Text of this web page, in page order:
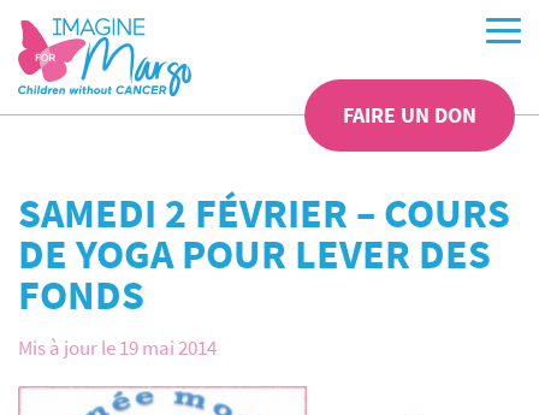
FAIRE UN DON
SAMEDI 2 FÉVRIER – COURS
DE YOGA POUR LEVER DES
FONDS
Mis à jour le 19 mai 2014